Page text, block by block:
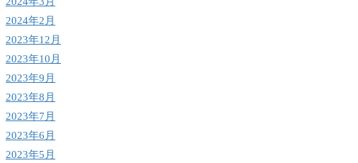
2024年2月
2023年12月
2023年10月
2023年9月
2023年8月
2023年7月
2023年6月
2023年5月